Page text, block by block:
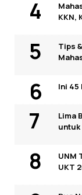
KKN,
Tips
Ini 45
Lima
untuk
UNM
UKT